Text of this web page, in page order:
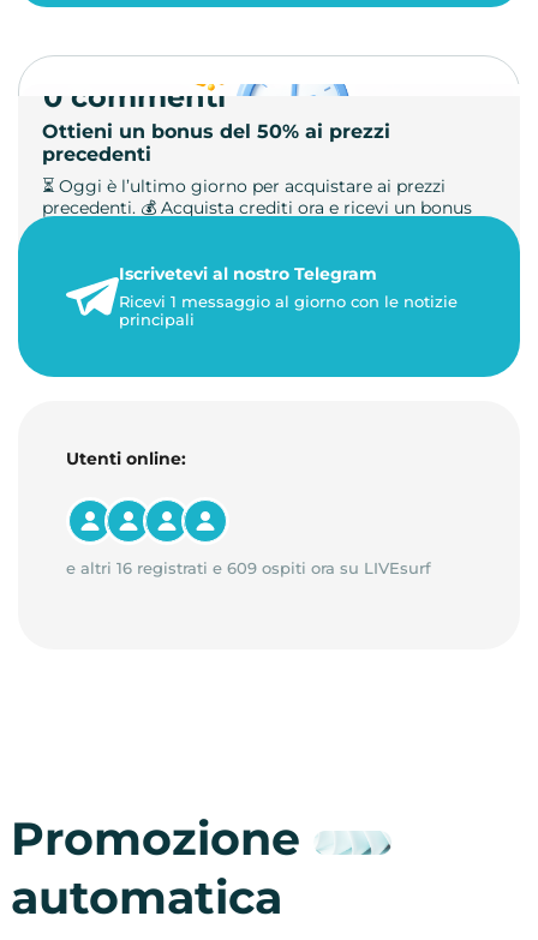
Ottieni un bonus del 50% ai prezzi
precedenti
⏳ Oggi è l’ultimo giorno per acquistare ai prezzi
precedenti. 💰 Acquista crediti ora e ricevi un bonus
23 maggio 2026
1 minuto di lettura
0 commenti
Iscrivetevi al nostro Telegram
Ricevi 1 messaggio al giorno con le notizie
principali
Utenti online:
e altri 16 registrati e 609 ospiti ora su LIVEsurf
Promozione
automatica